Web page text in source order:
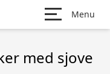
Menu
med sjove